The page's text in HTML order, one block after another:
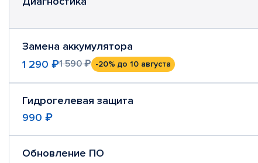
Замена аккумулятора
1 290 ₽1 590 ₽ -20% до 10 августа
Гидрогелевая защита
990 ₽
Обновление ПО